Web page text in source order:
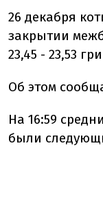
26 декабря
закрытии
23,45 - 23,53
Об этом
На 16:59
были